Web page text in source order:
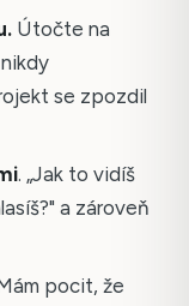
Útočte na
se zpozdil
. „Jak to vidíš
a zároveň
pocit, že